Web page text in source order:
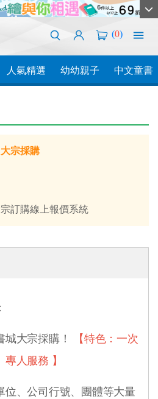
(0)
人氣精選 幼幼親子 中文童書
大宗採購
訂購線上報價系統
大宗採購！
【特色：一次
人服務 】
位、公司行號、團體等大量